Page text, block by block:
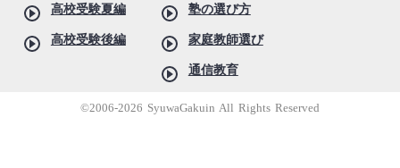
高校受験夏編
高校受験後編
塾の選び方
家庭教師選び
通信教育
©2006-2026 SyuwaGakuin All Rights Reserved